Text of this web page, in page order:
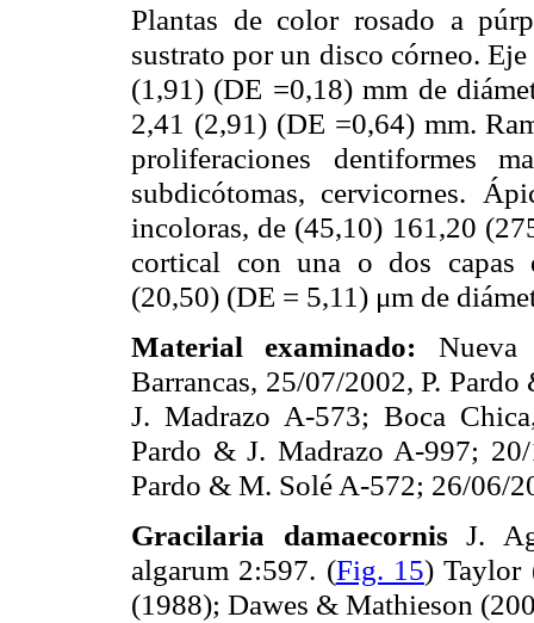
Plantas de color rosado a
sustrato por un disco córneo.
(1,91) (DE =0,18) mm de
2,41 (2,91) (DE =0,64) mm.
proliferaciones dentiformes
subdicótomas, cervicornes.
incoloras, de (45,10) 161,20
cortical con una o dos capas
(20,50) (DE = 5,11) μm de
Material examinado: Nueva
Barrancas, 25/07/2002, P.
J. Madrazo A-573; Boca
Pardo & J. Madrazo A-997;
Pardo & M. Solé A-572; 26/06/
Gracilaria damaecornis J.
algarum 2:597. (Fig. 15) Taylor
(1988); Dawes & Mathieson